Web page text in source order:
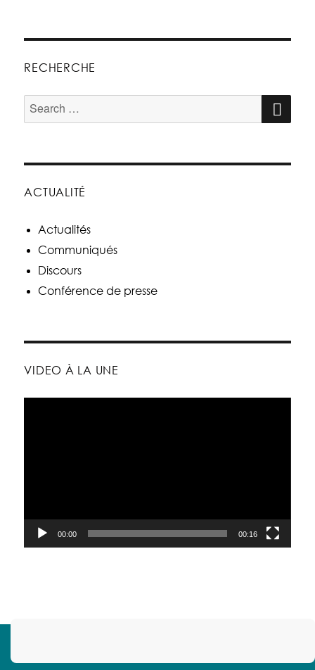
RECHERCHE
ACTUALITÉ
Actualités
Communiqués
Discours
Conférence de presse
VIDEO À LA UNE
00:00 00:16